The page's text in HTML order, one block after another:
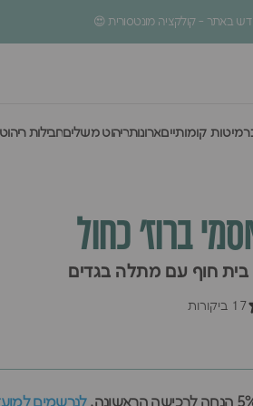
מיטות קומותייםארונותריהוט משליםחבילות
ברוז'כחול
בית חוף עם מתלה בגדים
17 ביקורות